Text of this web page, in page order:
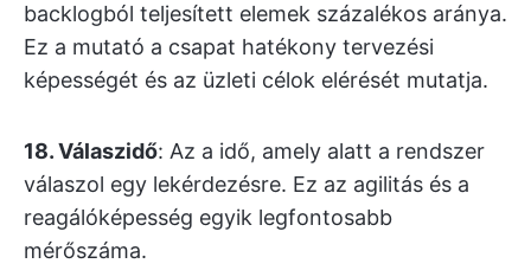
backlogból teljesített elemek százalékos aránya.
Ez a mutató a csapat hatékony tervezési
képességét és az üzleti célok elérését mutatja.
18. Válaszidő: Az a idő, amely alatt a rendszer
válaszol egy lekérdezésre. Ez az agilitás és a
reagálóképesség egyik legfontosabb
mérőszáma.